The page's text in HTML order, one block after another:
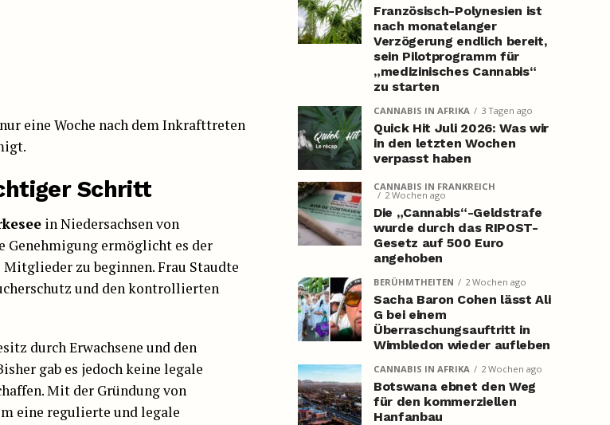
eine Woche nach dem Inkrafttreten
Schritt
in Niedersachsen von
ermöglicht es der
zu beginnen. Frau Staudte
und den kontrollierten
durch Erwachsene und den
gab es jedoch keine legale
Mit der Gründung von
eine regulierte und legale
Französisch-Polynesien ist
nach monatelanger
Verzögerung endlich bereit,
sein Pilotprogramm für
„medizinisches Cannabis“
zu starten
CANNABIS IN AFRIKA 3 Tagen ago
Quick Hit Juli 2026: Was wir
in den letzten Wochen
verpasst haben
CANNABIS IN FRANKREICH
2 Wochen ago
Die „Cannabis“-Geldstrafe
wurde durch das RIPOST-
Gesetz auf 500 Euro
angehoben
BERÜHMTHEITEN 2 Wochen ago
Sacha Baron Cohen lässt Ali
G bei einem
Überraschungsauftritt in
Wimbledon wieder aufleben
CANNABIS IN AFRIKA 2 Wochen ago
Botswana ebnet den Weg
für den kommerziellen
Hanfanbau